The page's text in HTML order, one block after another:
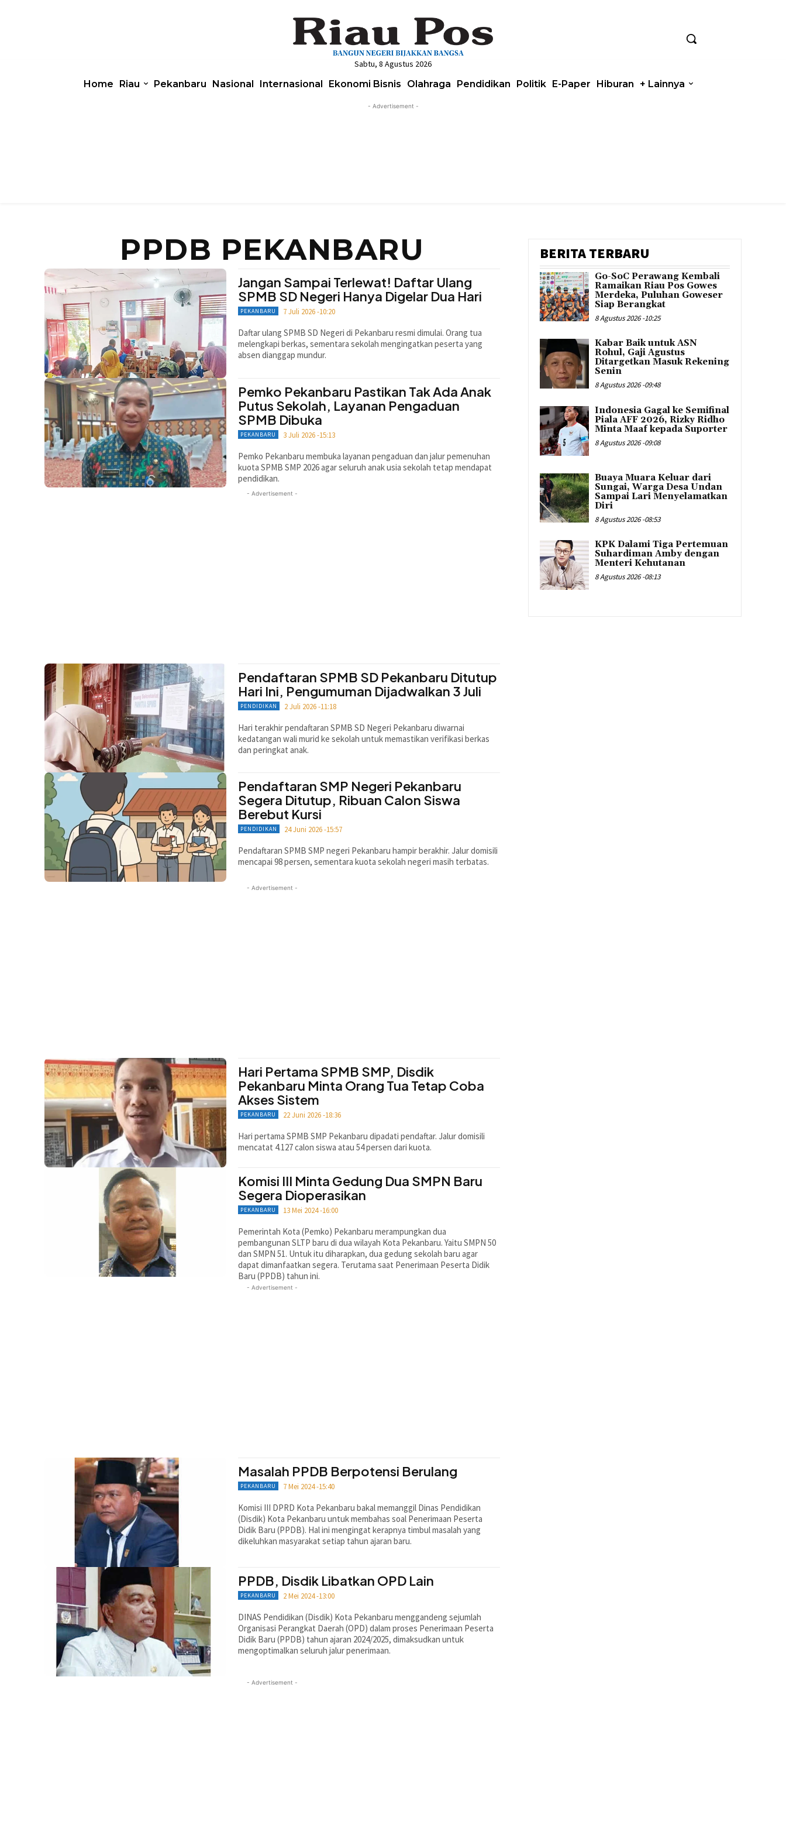
Sabtu, 8 Agustus 2026
Home Riau Pekanbaru Nasional Internasional Ekonomi Bisnis Olahraga Pendidikan Politik E-Paper Hiburan + Lainnya
- Advertisement -
PPDB PEKANBARU
Jangan Sampai Terlewat! Daftar Ulang
SPMB SD Negeri Hanya Digelar Dua Hari
PEKANBARU 7 Juli 2026 -10:20
Daftar ulang SPMB SD Negeri di Pekanbaru resmi dimulai. Orang tua
melengkapi berkas, sementara sekolah mengingatkan peserta yang
absen dianggap mundur.
Pemko Pekanbaru Pastikan Tak Ada Anak
Putus Sekolah, Layanan Pengaduan
SPMB Dibuka
PEKANBARU 3 Juli 2026 -15:13
Pemko Pekanbaru membuka layanan pengaduan dan jalur pemenuhan
kuota SPMB SMP 2026 agar seluruh anak usia sekolah tetap mendapat
pendidikan.
- Advertisement -
Pendaftaran SPMB SD Pekanbaru Ditutup
Hari Ini, Pengumuman Dijadwalkan 3 Juli
PENDIDIKAN 2 Juli 2026 -11:18
Hari terakhir pendaftaran SPMB SD Negeri Pekanbaru diwarnai
kedatangan wali murid ke sekolah untuk memastikan verifikasi berkas
dan peringkat anak.
Pendaftaran SMP Negeri Pekanbaru
Segera Ditutup, Ribuan Calon Siswa
Berebut Kursi
PENDIDIKAN 24 Juni 2026 -15:57
Pendaftaran SPMB SMP negeri Pekanbaru hampir berakhir. Jalur domisili
mencapai 98 persen, sementara kuota sekolah negeri masih terbatas.
- Advertisement -
Hari Pertama SPMB SMP, Disdik
Pekanbaru Minta Orang Tua Tetap Coba
Akses Sistem
PEKANBARU 22 Juni 2026 -18:36
Hari pertama SPMB SMP Pekanbaru dipadati pendaftar. Jalur domisili
mencatat 4.127 calon siswa atau 54 persen dari kuota.
Komisi III Minta Gedung Dua SMPN Baru
Segera Dioperasikan
PEKANBARU 13 Mei 2024 -16:00
Pemerintah Kota (Pemko) Pekanbaru merampungkan dua
pembangunan SLTP baru di dua wilayah Kota Pekanbaru. Yaitu SMPN 50
dan SMPN 51. Untuk itu diharapkan, dua gedung sekolah baru agar
dapat dimanfaatkan segera. Terutama saat Penerimaan Peserta Didik
Baru (PPDB) tahun ini.
- Advertisement -
Masalah PPDB Berpotensi Berulang
PEKANBARU 7 Mei 2024 -15:40
Komisi III DPRD Kota Pekanbaru bakal memanggil Dinas Pendidikan
(Disdik) Kota Pekanbaru untuk membahas soal Penerimaan Peserta
Didik Baru (PPDB). Hal ini mengingat kerapnya timbul masalah yang
dikeluhkan masyarakat setiap tahun ajaran baru.
PPDB, Disdik Libatkan OPD Lain
PEKANBARU 2 Mei 2024 -13:00
DINAS Pendidikan (Disdik) Kota Pekanbaru menggandeng sejumlah
Organisasi Perangkat Daerah (OPD) dalam proses Penerimaan Peserta
Didik Baru (PPDB) tahun ajaran 2024/2025, dimaksudkan untuk
mengoptimalkan seluruh jalur penerimaan.
- Advertisement -
BERITA TERBARU
Go-SoC Perawang Kembali
Ramaikan Riau Pos Gowes
Merdeka, Puluhan Goweser
Siap Berangkat
8 Agustus 2026 -10:25
Kabar Baik untuk ASN
Rohul, Gaji Agustus
Ditargetkan Masuk Rekening
Senin
8 Agustus 2026 -09:48
Indonesia Gagal ke Semifinal
Piala AFF 2026, Rizky Ridho
Minta Maaf kepada Suporter
8 Agustus 2026 -09:08
Buaya Muara Keluar dari
Sungai, Warga Desa Undan
Sampai Lari Menyelamatkan
Diri
8 Agustus 2026 -08:53
KPK Dalami Tiga Pertemuan
Suhardiman Amby dengan
Menteri Kehutanan
8 Agustus 2026 -08:13